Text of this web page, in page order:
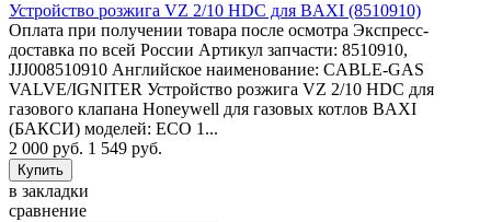
Устройство розжига VZ 2/10 HDC для BAXI (8510910)
Оплата при получении товара после осмотра Экспресс-
доставка по всей России Артикул запчасти: 8510910,
JJJ008510910 Английское наименование: CABLE-GAS
VALVE/IGNITER Устройство розжига VZ 2/10 HDC для
газового клапана Honeywell для газовых котлов BAXI
(БАКСИ) моделей: ECO 1...
2 000 руб. 1 549 руб.
в закладки
сравнение